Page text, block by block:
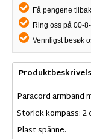
Få pengene
Ring oss på 00-
Vennligst besøk
Paracord armband
Storlek kompass: 2
Plast spänne.